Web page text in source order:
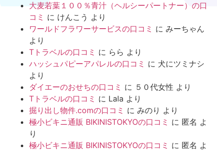
大麦若葉１００％青汁（ヘルシーパートナー）の口
コミ に けんこう より
ワールドフラワーサービスの口コミ に みーちゃん
より
Tトラベルの口コミ に らら より
ハッシュパピーアパレルの口コミ に 犬にツミナシ
より
ダイエーのおせちの口コミ に ５０代女性 より
Tトラベルの口コミ に Lala より
掘り出し物件.comの口コミ に みのり より
極小ビキニ通販 BIKINISTOKYOの口コミ に 匿名 よ
り
極小ビキニ通販 BIKINISTOKYOの口コミ に 匿名 よ